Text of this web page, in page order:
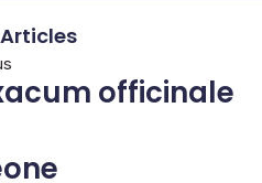
officinale